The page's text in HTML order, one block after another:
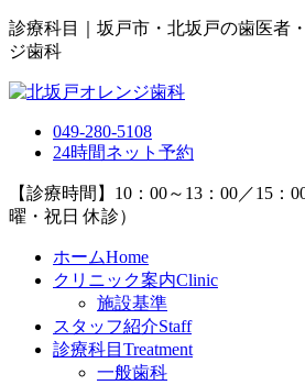
診療科目｜坂戸市・北坂戸の歯医者
ジ歯科
049-280-5108
24時間ネット予約
【診療時間】10：00～13：00／15：
曜・祝日 休診）
ホームHome
クリニック案内Clinic
施設基準
スタッフ紹介Staff
診療科目 Treatment
一般歯科